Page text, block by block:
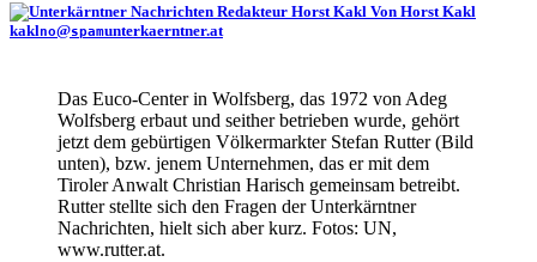
Von Horst Kakl
kaklno@spamunterkaerntner.at
Das Euco-Center in Wolfsberg, das 1972 von Adeg
Wolfsberg erbaut und seither betrieben wurde, gehört
jetzt dem gebürtigen Völkermarkter Stefan Rutter (Bild
unten), bzw. jenem Unternehmen, das er mit dem
Tiroler Anwalt Christian Harisch gemeinsam betreibt.
Rutter stellte sich den Fragen der Unterkärntner
Nachrichten, hielt sich aber kurz. Fotos: UN,
www.rutter.at.